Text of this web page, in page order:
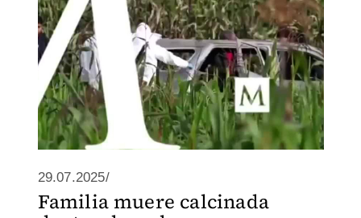
29.07.2025/
Familia muere calcinada